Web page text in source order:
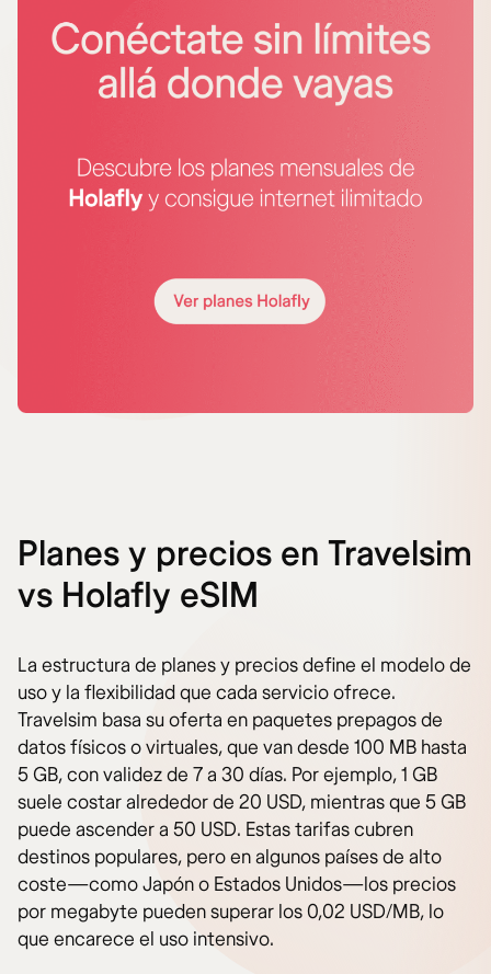
Planes y precios en Travelsim
vs Holafly eSIM
La estructura de planes y precios define el modelo de
uso y la flexibilidad que cada servicio ofrece.
Travelsim basa su oferta en paquetes prepagos de
datos físicos o virtuales, que van desde 100 MB hasta
5 GB, con validez de 7 a 30 días. Por ejemplo, 1 GB
suele costar alrededor de 20 USD, mientras que 5 GB
puede ascender a 50 USD. Estas tarifas cubren
destinos populares, pero en algunos países de alto
coste—como Japón o Estados Unidos—los precios
por megabyte pueden superar los 0,02 USD/MB, lo
que encarece el uso intensivo.